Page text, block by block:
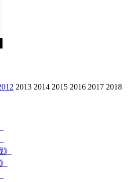
2013 2014 2015 2016 2017 2018